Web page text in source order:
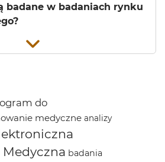
badane w badaniach rynku
do
medyczne analizy
badania